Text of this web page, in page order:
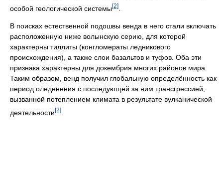
особой геологической системы[2]
В поисках естественной подошвы венда в него стали включать
расположенную ниже волынскую серию, для которой
характерны тиллиты (конгломераты ледникового
происхождения), а также слои базальтов и туфов. Оба эти
признака характерны для докембрия многих районов мира.
Таким образом, венд получил глобальную определённость как
период оледенения с последующей за ним трансгрессией,
вызванной потеплением климата в результате вулканической
деятельности [2]